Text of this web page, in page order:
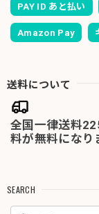
PAY ID あと払い
Amazon Pay
送料について
全国一律送料
料が無料になり
SEARCH